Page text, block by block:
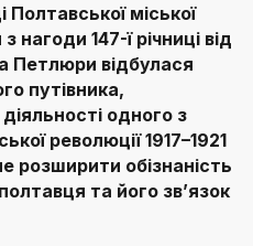
Полтавської міської
нагоди 147-ї річниці від
відбулася
путівника,
одного з
революції 1917–1921
розширити обізнаність
та його зв’язок